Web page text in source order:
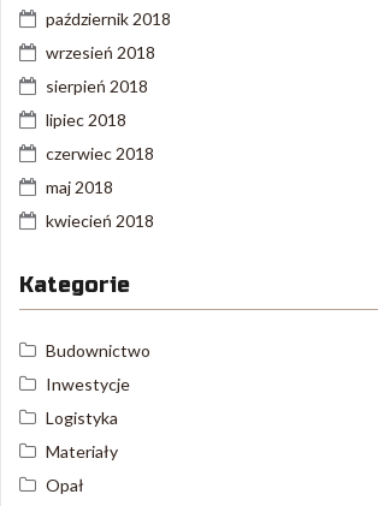
październik 2018
wrzesień 2018
sierpień 2018
lipiec 2018
czerwiec 2018
maj 2018
kwiecień 2018
Kategorie
Budownictwo
Inwestycje
Logistyka
Materiały
Opał